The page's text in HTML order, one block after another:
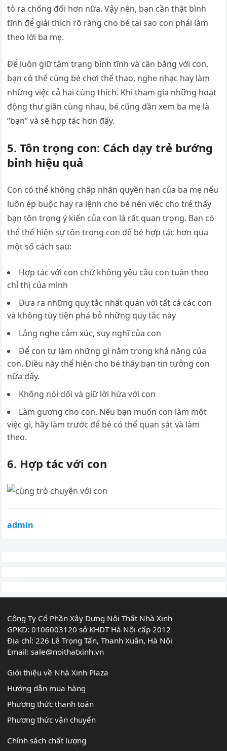
tỏ ra chống đối hơn nữa. Vậy nên, bạn cần thật bình
tĩnh để giải thích rõ ràng cho bé tại sao con phải làm
theo lời ba mẹ.
Để luôn giữ tâm trạng bình tĩnh và cân bằng với con,
bạn có thể cùng bé chơi thể thao, nghe nhạc hay làm
những việc cả hai cùng thích. Khi tham gia những hoạt
động thư giãn cùng nhau, bé cũng dần xem ba mẹ là
“bạn” và sẽ hợp tác hơn đấy.
5. Tôn trọng con: Cách dạy trẻ bướng
bỉnh hiệu quả
Con có thể không chấp nhận quyền hạn của ba mẹ nếu
luôn ép buộc hay ra lệnh cho bé nên việc cho trẻ thấy
bạn tôn trọng ý kiến của con là rất quan trọng. Bạn có
thể thể hiện sự tôn trọng con để bé hợp tác hơn qua
một số cách sau:
Hợp tác với con chứ không yêu cầu con tuân theo
chỉ thị của mình
Đưa ra những quy tắc nhất quán với tất cả các con
và không tùy tiện phá bỏ những quy tắc này
Lắng nghe cảm xúc, suy nghĩ của con
Để con tự làm những gì nằm trong khả năng của
con. Điều này thể hiện cho bé thấy bạn tin tưởng con
nữa đấy.
Không nói dối và giữ lời hứa với con
Làm gương cho con. Nếu bạn muốn con làm một
việc gì, hãy làm trước để bé có thể quan sát và làm
theo.
6. Hợp tác với con
admin
Công Ty Cổ Phần Xây Dựng Nội Thất Nhà Xinh
GPKD: 0106003120 sở KHDT Hà Nội cấp 2012
Địa chỉ: 226 Lê Trọng Tấn, Thanh Xuân, Hà Nội
Email:sale@noithatxinh.vn
Giới thiệu về Nhà Xinh Plaza
Hướng dẫn mua hàng
Phương thức thanh toán
Phương thức vận chuyển
Chính sách chất lượng